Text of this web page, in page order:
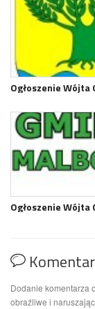
Ogłoszenie Wójta
Ogłoszenie Wójta
Dodanie komentarza
obraźliwe i